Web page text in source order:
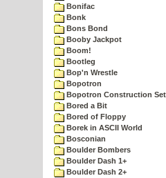
Bonifac
Bonk
Bons Bond
Booby Jackpot
Boom!
Bootleg
Bop'n Wrestle
Bopotron
Bopotron Construction Set
Bored a Bit
Bored of Floppy
Borek in ASCII World
Bosconian
Boulder Bombers
Boulder Dash 1+
Boulder Dash 2+